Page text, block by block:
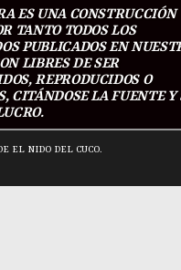
ES UNA CONSTRUCCIÓN
TANTO TODOS LOS
PUBLICADOS EN
LIBRES DE SER
REPRODUCIDOS O
CITÁNDOSE LA FUENTE Y
EL NIDO DEL CUCO.